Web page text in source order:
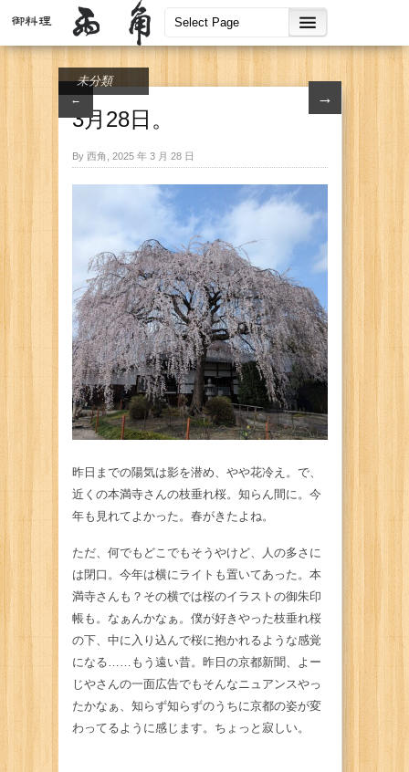
← →
未分類
3月28日。
By 西角, 2025 年 3 月 28 日
昨日までの陽気は影を潜め、やや花冷え。で、
近くの本満寺さんの枝垂れ桜。知らん間に。今
年も見れてよかった。春がきたよね。
ただ、何でもどこでもそうやけど、人の多さに
は閉口。今年は横にライトも置いてあった。本
満寺さんも？その横では桜のイラストの御朱印
帳も。なぁんかなぁ。僕が好きやった枝垂れ桜
の下、中に入り込んで桜に抱かれるような感覚
になる……もう遠い昔。昨日の京都新聞、よー
じやさんの一面広告でもそんなニュアンスやっ
たかなぁ、知らず知らずのうちに京都の姿が変
わってるように感じます。ちょっと寂しい。